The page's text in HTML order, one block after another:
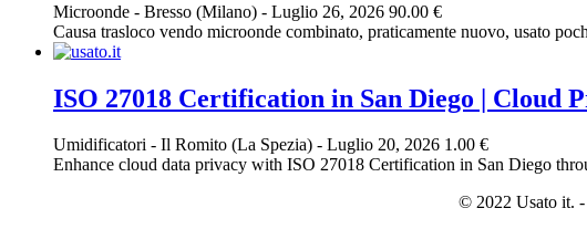
Microonde - Bresso (Milano) - Luglio 26, 2026 90.00 €
Causa trasloco vendo microonde combinato, praticamente nuovo, usato
ISO 27018 Certification in San Diego | Cloud
Umidificatori - Il Romito (La Spezia) - Luglio 20, 2026 1.00 €
Enhance cloud data privacy with ISO 27018 Certification in San Diego
© 2022 Usato it.